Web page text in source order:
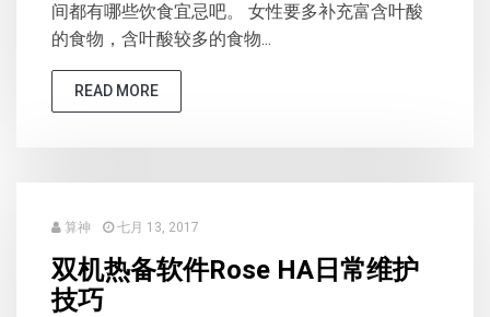
间都有哪些饮食宜忌吧。 女性要多补充富含叶酸
的食物，含叶酸较多的食物...
READ MORE
算神 七月 13, 2017
双机热备软件Rose HA日常维护
技巧